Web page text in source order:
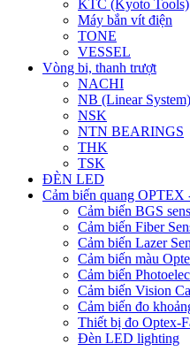
KTC (Kyoto Tools)
Máy bắn vít điện
TONE
VESSEL
Vòng bi, thanh trượt
NACHI
NB (Linear System)
NSK
NTN BEARINGS
THK
TSK
ĐÈN LED
Cảm biến quang OPTEX
Cảm biến BGS
Cảm biến Fiber
Cảm biến Lazer
Cảm biến màu
Cảm biến
Cảm biến Vision
Cảm biến đo
Thiết bị đo Optex-
Đèn LED lighting